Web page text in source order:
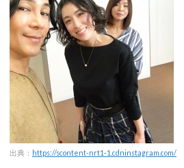
出典： https://scontent-nrt1-1.cdninstagram.com/